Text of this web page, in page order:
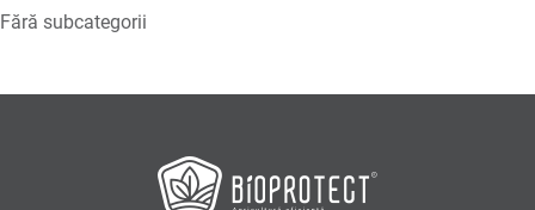
Fără subcategorii